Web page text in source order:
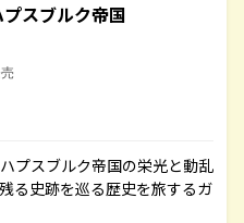
スブルク帝国
プスブルク帝国の栄光と動乱
る史跡を巡る歴史を旅するガ